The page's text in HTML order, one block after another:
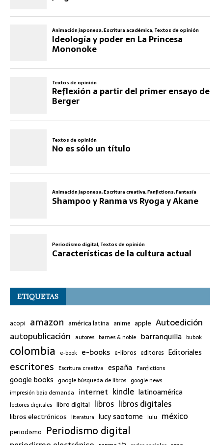
ETIQUETAS
acopi amazon américa latina anime apple Autoedición
autopublicación autores barnes & noble barranquilla bubok
colombia e-book e-books e-libros editores Editoriales
escritores Escritura creativa españa Fanfictions
google books google búsqueda de libros google news
impresión bajo demanda internet kindle latinoamérica
lectores digitales libro digital libros libros digitales
libros electrónicos literatura lucy saotome lulu méxico
periodismo Periodismo digital